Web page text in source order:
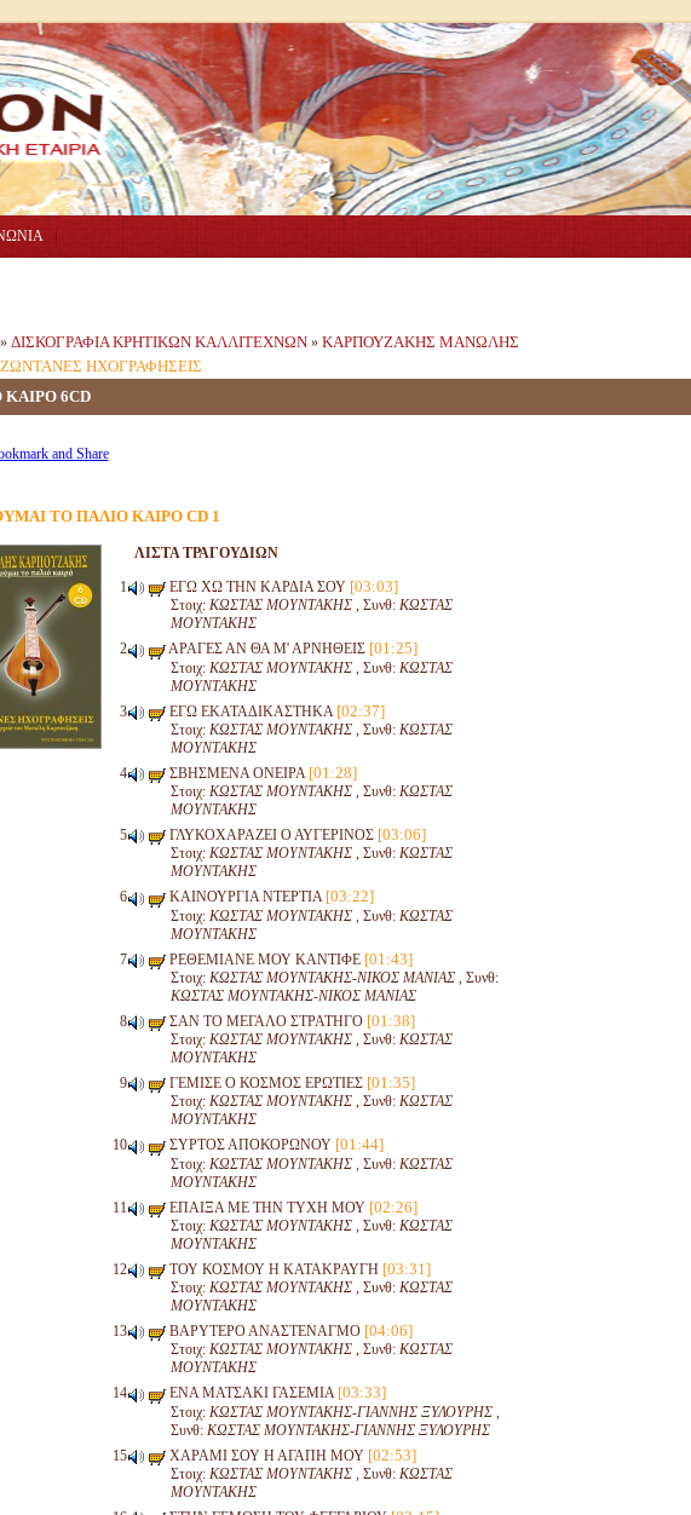
» ΔΙΣΚΟΓΡΑΦΙΑ ΚΡΗΤΙΚΩΝ ΚΑΛΛΙΤΕΧΝΩΝ » ΚΑΡΠΟΥΖΑΚΗΣ ΜΑΝΩΛΗΣ
ΖΩΝΤΑΝΕΣ ΗΧΟΓΡΑΦΗΣΕΙΣ
6CD
ΤΟ ΠΑΛΙΟ ΚΑΙΡΟ CD 1
ΛΙΣΤΑ ΤΡΑΓΟΥΔΙΩΝ
ΕΓΩ ΧΩ ΤΗΝ ΚΑΡΔΙΑ ΣΟΥ [03:03]
Στοιχ: ΚΩΣΤΑΣ ΜΟΥΝΤΑΚΗΣ, Συνθ: ΚΩΣΤΑΣ
ΜΟΥΝΤΑΚΗΣ
ΑΡΑΓΕΣ ΑΝ ΘΑ Μ' ΑΡΝΗΘΕΙΣ [01:25]
Στοιχ: ΚΩΣΤΑΣ ΜΟΥΝΤΑΚΗΣ, Συνθ: ΚΩΣΤΑΣ
ΜΟΥΝΤΑΚΗΣ
ΕΓΩ ΕΚΑΤΑΔΙΚΑΣΤΗΚΑ [02:37]
Στοιχ: ΚΩΣΤΑΣ ΜΟΥΝΤΑΚΗΣ, Συνθ: ΚΩΣΤΑΣ
ΜΟΥΝΤΑΚΗΣ
ΣΒΗΣΜΕΝΑ ΟΝΕΙΡΑ [01:28]
Στοιχ: ΚΩΣΤΑΣ ΜΟΥΝΤΑΚΗΣ, Συνθ: ΚΩΣΤΑΣ
ΜΟΥΝΤΑΚΗΣ
ΓΛΥΚΟΧΑΡΑΖΕΙ Ο ΑΥΓΕΡΙΝΟΣ [03:06]
Στοιχ: ΚΩΣΤΑΣ ΜΟΥΝΤΑΚΗΣ, Συνθ: ΚΩΣΤΑΣ
ΜΟΥΝΤΑΚΗΣ
ΚΑΙΝΟΥΡΓΙΑ ΝΤΕΡΤΙΑ [03:22]
Στοιχ: ΚΩΣΤΑΣ ΜΟΥΝΤΑΚΗΣ, Συνθ: ΚΩΣΤΑΣ
ΜΟΥΝΤΑΚΗΣ
ΡΕΘΕΜΙΑΝΕ ΜΟΥ ΚΑΝΤΙΦΕ [01:43]
Στοιχ: ΚΩΣΤΑΣ ΜΟΥΝΤΑΚΗΣ-ΝΙΚΟΣ ΜΑΝΙΑΣ, Συνθ:
ΚΩΣΤΑΣ ΜΟΥΝΤΑΚΗΣ-ΝΙΚΟΣ ΜΑΝΙΑΣ
ΣΑΝ ΤΟ ΜΕΓΑΛΟ ΣΤΡΑΤΗΓΟ [01:38]
Στοιχ: ΚΩΣΤΑΣ ΜΟΥΝΤΑΚΗΣ, Συνθ: ΚΩΣΤΑΣ
ΜΟΥΝΤΑΚΗΣ
ΓΕΜΙΣΕ Ο ΚΟΣΜΟΣ ΕΡΩΤΙΕΣ [01:35]
Στοιχ: ΚΩΣΤΑΣ ΜΟΥΝΤΑΚΗΣ, Συνθ: ΚΩΣΤΑΣ
ΜΟΥΝΤΑΚΗΣ
ΣΥΡΤΟΣ ΑΠΟΚΟΡΩΝΟΥ [01:44]
Στοιχ: ΚΩΣΤΑΣ ΜΟΥΝΤΑΚΗΣ, Συνθ: ΚΩΣΤΑΣ
ΜΟΥΝΤΑΚΗΣ
ΕΠΑΙΞΑ ΜΕ ΤΗΝ ΤΥΧΗ ΜΟΥ [02:26]
Στοιχ: ΚΩΣΤΑΣ ΜΟΥΝΤΑΚΗΣ, Συνθ: ΚΩΣΤΑΣ
ΜΟΥΝΤΑΚΗΣ
ΤΟΥ ΚΟΣΜΟΥ Η ΚΑΤΑΚΡΑΥΓΗ [03:31]
Στοιχ: ΚΩΣΤΑΣ ΜΟΥΝΤΑΚΗΣ, Συνθ: ΚΩΣΤΑΣ
ΜΟΥΝΤΑΚΗΣ
ΒΑΡΥΤΕΡΟ ΑΝΑΣΤΕΝΑΓΜΟ [04:06]
Στοιχ: ΚΩΣΤΑΣ ΜΟΥΝΤΑΚΗΣ, Συνθ: ΚΩΣΤΑΣ
ΜΟΥΝΤΑΚΗΣ
ΕΝΑ ΜΑΤΣΑΚΙ ΓΑΣΕΜΙΑ [03:33]
Στοιχ: ΚΩΣΤΑΣ ΜΟΥΝΤΑΚΗΣ-ΓΙΑΝΝΗΣ ΞΥΛΟΥΡΗΣ,
Συνθ: ΚΩΣΤΑΣ ΜΟΥΝΤΑΚΗΣ-ΓΙΑΝΝΗΣ ΞΥΛΟΥΡΗΣ
ΧΑΡΑΜΙ ΣΟΥ Η ΑΓΑΠΗ ΜΟΥ [02:53]
Στοιχ: ΚΩΣΤΑΣ ΜΟΥΝΤΑΚΗΣ, Συνθ: ΚΩΣΤΑΣ
ΜΟΥΝΤΑΚΗΣ